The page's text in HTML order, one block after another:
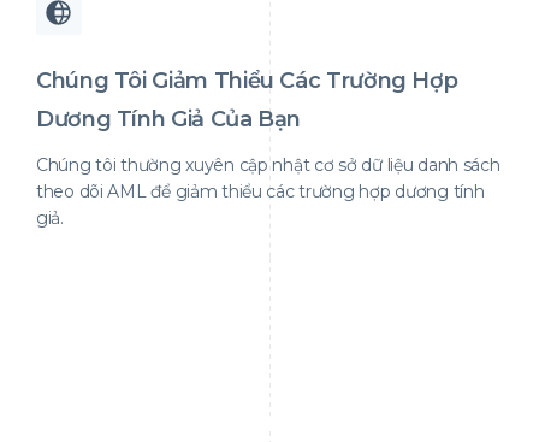
Chúng Tôi Giảm Thiểu Các Trường Hợp
Dương Tính Giả Của Bạn
Chúng tôi thường xuyên cập nhật cơ sở dữ liệu danh sách
theo dõi AML để giảm thiểu các trường hợp dương tính
giả.